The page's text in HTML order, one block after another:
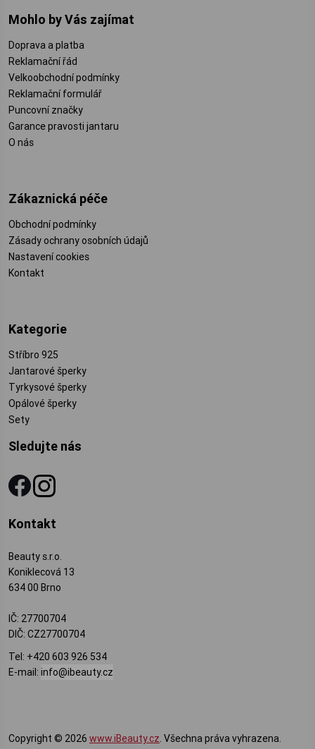
Mohlo by Vás zajímat
Doprava a platba
Reklamační řád
Velkoobchodní podmínky
Reklamační formulář
Puncovní značky
Garance pravosti jantaru
O nás
Zákaznická péče
Obchodní podmínky
Zásady ochrany osobních údajů
Nastavení cookies
Kontakt
Kategorie
Stříbro 925
Jantarové šperky
Tyrkysové šperky
Opálové šperky
Sety
Sledujte nás
Kontakt
Beauty s.r.o.
Koniklecová 13
634 00 Brno
IČ: 27700704
DIČ: CZ27700704
Tel: +420 603 926 534
E-mail: info@ibeauty.cz
Copyright © 2026 www.iBeauty.cz. Všechna práva vyhrazena.